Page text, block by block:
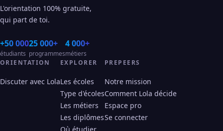
L'orientation 100% gratuite,
qui part de toi.
+50 000
étudiants
25 000+
programmes
4 000+
métiers
ORIENTATION
Discuter avec Lola
EXPLORER
Les écoles
Type d'écoles
Les métiers
Les diplômes
PREPEERS
Notre mission
Comment Lola décide
Espace pro
Se connecter